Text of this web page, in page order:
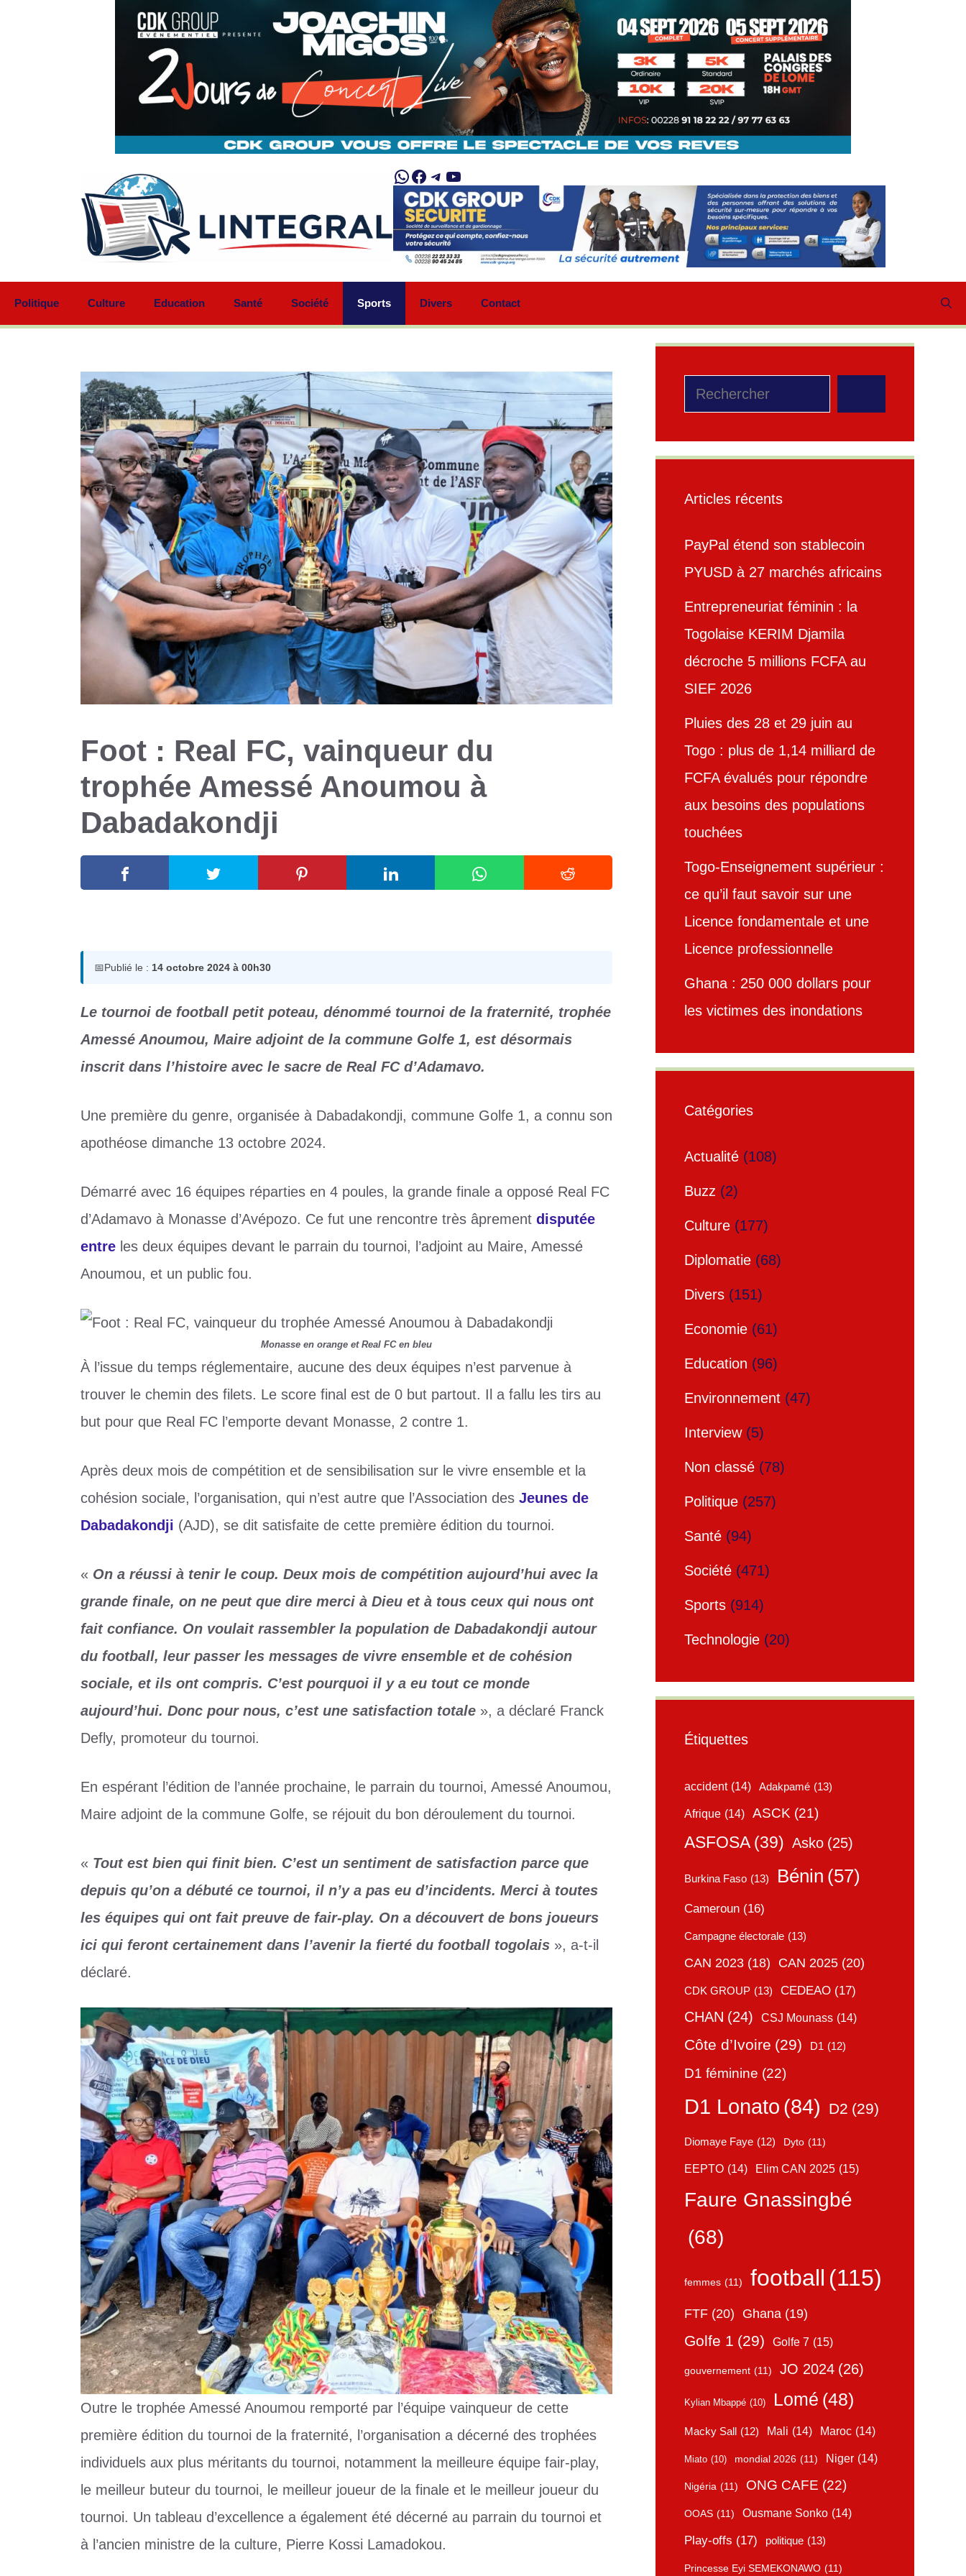
WhatsApp
Facebook
Telegram
YouTube
Politique Culture Education Santé Société Sports Divers Contact
Foot : Real FC, vainqueur du
trophée Amessé Anoumou à
Dabadakondji
📅Publié le : 14 octobre 2024 à 00h30
Le tournoi de football petit poteau, dénommé tournoi de la fraternité, trophée
Amessé Anoumou, Maire adjoint de la commune Golfe 1, est désormais
inscrit dans l’histoire avec le sacre de Real FC d’Adamavo.
Une première du genre, organisée à Dabadakondji, commune Golfe 1, a connu son
apothéose dimanche 13 octobre 2024.
Démarré avec 16 équipes réparties en 4 poules, la grande finale a opposé Real FC
d’Adamavo à Monasse d’Avépozo. Ce fut une rencontre très âprement disputée
entre les deux équipes devant le parrain du tournoi, l’adjoint au Maire, Amessé
Anoumou, et un public fou.
Monasse en orange et Real FC en bleu
À l’issue du temps réglementaire, aucune des deux équipes n’est parvenue à
trouver le chemin des filets. Le score final est de 0 but partout. Il a fallu les tirs au
but pour que Real FC l’emporte devant Monasse, 2 contre 1.
Après deux mois de compétition et de sensibilisation sur le vivre ensemble et la
cohésion sociale, l’organisation, qui n’est autre que l’Association des Jeunes de
Dabadakondji (AJD), se dit satisfaite de cette première édition du tournoi.
« On a réussi à tenir le coup. Deux mois de compétition aujourd’hui avec la
grande finale, on ne peut que dire merci à Dieu et à tous ceux qui nous ont
fait confiance. On voulait rassembler la population de Dabadakondji autour
du football, leur passer les messages de vivre ensemble et de cohésion
sociale, et ils ont compris. C’est pourquoi il y a eu tout ce monde
aujourd’hui. Donc pour nous, c’est une satisfaction totale », a déclaré Franck
Defly, promoteur du tournoi.
En espérant l’édition de l’année prochaine, le parrain du tournoi, Amessé Anoumou,
Maire adjoint de la commune Golfe, se réjouit du bon déroulement du tournoi.
« Tout est bien qui finit bien. C’est un sentiment de satisfaction parce que
depuis qu’on a débuté ce tournoi, il n’y a pas eu d’incidents. Merci à toutes
les équipes qui ont fait preuve de fair-play. On a découvert de bons joueurs
ici qui feront certainement dans l’avenir la fierté du football togolais », a-t-il
déclaré.
Outre le trophée Amessé Anoumou remporté par l’équipe vainqueur de cette
première édition du tournoi de la fraternité, l’organisation a décerné des trophées
individuels aux plus méritants du tournoi, notamment la meilleure équipe fair-play,
le meilleur buteur du tournoi, le meilleur joueur de la finale et le meilleur joueur du
tournoi. Un tableau d’excellence a également été décerné au parrain du tournoi et
à l’ancien ministre de la culture, Pierre Kossi Lamadokou.
Rechercher
Articles récents
PayPal étend son stablecoin
PYUSD à 27 marchés africains
Entrepreneuriat féminin : la
Togolaise KERIM Djamila
décroche 5 millions FCFA au
SIEF 2026
Pluies des 28 et 29 juin au
Togo : plus de 1,14 milliard de
FCFA évalués pour répondre
aux besoins des populations
touchées
Togo-Enseignement supérieur :
ce qu’il faut savoir sur une
Licence fondamentale et une
Licence professionnelle
Ghana : 250 000 dollars pour
les victimes des inondations
Catégories
Actualité (108)
Buzz (2)
Culture (177)
Diplomatie (68)
Divers (151)
Economie (61)
Education (96)
Environnement (47)
Interview(5)
Non classé (78)
Politique (257)
Santé (94)
Société (471)
Sports (914)
Technologie (20)
Étiquettes
accident (14) Adakpamé (13)
Afrique (14) ASCK (21)
ASFOSA (39) Asko (25)
Burkina Faso (13) Bénin (57)
Cameroun (16)
Campagne électorale (13)
CAN 2023 (18) CAN 2025 (20)
CDK GROUP (13) CEDEAO (17)
CHAN (24) CSJ Mounass (14)
Côte d’Ivoire (29) D1 (12)
D1 féminine (22)
D1 Lonato (84) D2 (29)
Diomaye Faye (12) Dyto (11)
EEPTO (14) Elim CAN 2025 (15)
Faure Gnassingbé
(68)
femmes (11) football (115)
FTF (20) Ghana (19)
Golfe 1 (29) Golfe 7 (15)
gouvernement (11) JO 2024 (26)
Kylian Mbappé (10) Lomé (48)
Macky Sall (12) Mali (14) Maroc (14)
Miato (10) mondial 2026 (11) Niger (14)
Nigéria (11) ONG CAFE (22)
OOAS (11) Ousmane Sonko (14)
Play-offs (17) politique (13)
Princesse Eyi SEMEKONAWO (11)